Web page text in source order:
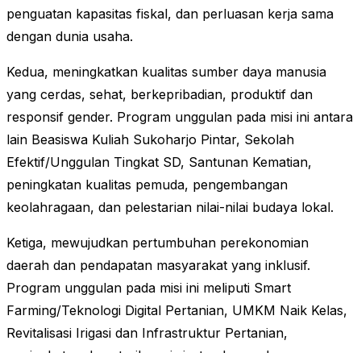
penguatan kapasitas fiskal, dan perluasan kerja sama
dengan dunia usaha.
Kedua, meningkatkan kualitas sumber daya manusia
yang cerdas, sehat, berkepribadian, produktif dan
responsif gender. Program unggulan pada misi ini antara
lain Beasiswa Kuliah Sukoharjo Pintar, Sekolah
Efektif/Unggulan Tingkat SD, Santunan Kematian,
peningkatan kualitas pemuda, pengembangan
keolahragaan, dan pelestarian nilai-nilai budaya lokal.
Ketiga, mewujudkan pertumbuhan perekonomian
daerah dan pendapatan masyarakat yang inklusif.
Program unggulan pada misi ini meliputi Smart
Farming/Teknologi Digital Pertanian, UMKM Naik Kelas,
Revitalisasi Irigasi dan Infrastruktur Pertanian,